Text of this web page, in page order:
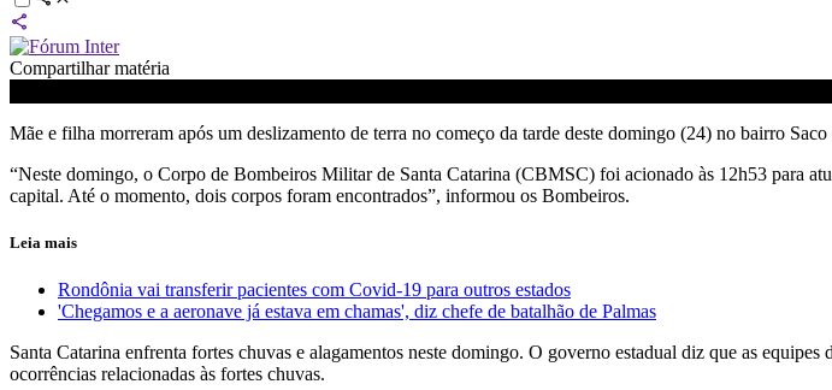
Compartilhar matéria
Mãe e filha morreram após um deslizamento de terra no começo da tarde deste domingo (24) no bairro
“Neste domingo, o Corpo de Bombeiros Militar de Santa Catarina (CBMSC) foi acionado às 12h53 para
capital. Até o momento, dois corpos foram encontrados”, informou os Bombeiros.
Leia mais
Rondônia vai transferir pacientes com Covid-19 para outros estados
'Chegamos e a aeronave já estava em chamas', diz chefe de batalhão de Palmas
Santa Catarina enfrenta fortes chuvas e alagamentos neste domingo. O governo estadual diz que as
ocorrências relacionadas às fortes chuvas.